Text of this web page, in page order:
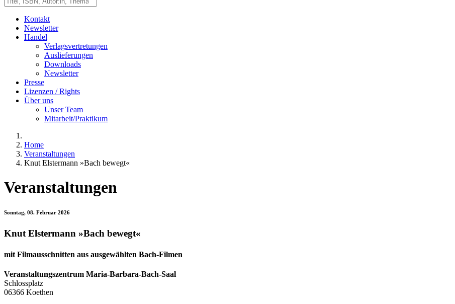
Kontakt
Newsletter
Handel
Verlagsvertretungen
Auslieferungen
Downloads
Newsletter
Presse
Lizenzen / Rights
Über uns
Unser Team
Mitarbeit/Praktikum
Home
Veranstaltungen
Knut Elstermann »Bach bewegt«
Veranstaltungen
Sonntag, 08. Februar 2026
Knut Elstermann »Bach bewegt«
mit Filmausschnitten aus ausgewählten Bach-Filmen
Veranstaltungszentrum Maria-Barbara-Bach-Saal
Schlossplatz
06366 Koethen